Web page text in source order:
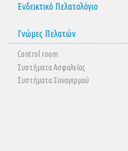
Ενδεικτικό Πελατολόγιο
Γνώμες Πελατών
Control room
Συστήματα Ασφαλείας
Συστήματα Συναγερμού